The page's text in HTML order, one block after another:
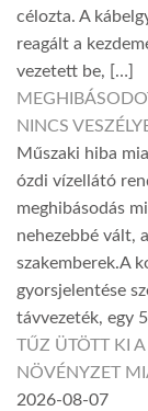
célozta. A
reagált a
vezetett be, […]
NINCS
Műszaki hiba
ózdi vízellátó
meghibásodás
nehezebbé vált,
szakemberek.A
gyorsjelentése
távvezeték, egy
TŰZ ÜTÖTT KI
NÖVÉNYZET
2026-08-07